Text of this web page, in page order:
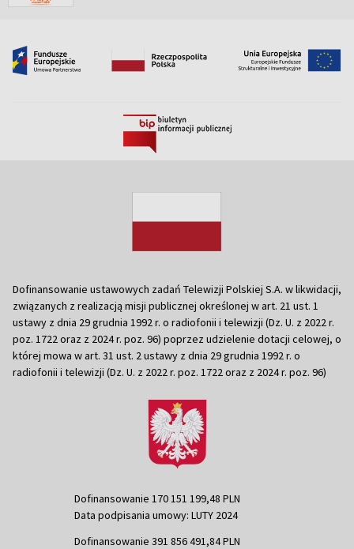
Dofinansowanie ustawowych zadań Telewizji Polskiej S.A. w likwidacji,
związanych z realizacją misji publicznej określonej w art. 21 ust. 1
ustawy z dnia 29 grudnia 1992 r. o radiofonii i telewizji (Dz. U. z 2022 r.
poz. 1722 oraz z 2024 r. poz. 96) poprzez udzielenie dotacji celowej, o
której mowa w art. 31 ust. 2 ustawy z dnia 29 grudnia 1992 r. o
radiofonii i telewizji (Dz. U. z 2022 r. poz. 1722 oraz z 2024 r. poz. 96)
Dofinansowanie 170 151 199,48 PLN
Data podpisania umowy: LUTY 2024
Dofinansowanie 391 856 491,84 PLN